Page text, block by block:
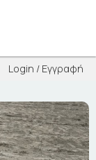
Login / Εγγραφή